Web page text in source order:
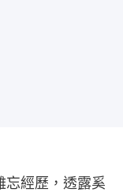
忘經歷，透露奚